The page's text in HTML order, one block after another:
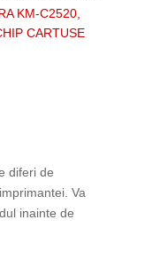
KM-C2520,
CARTUSE
diferi de
Va
inainte de